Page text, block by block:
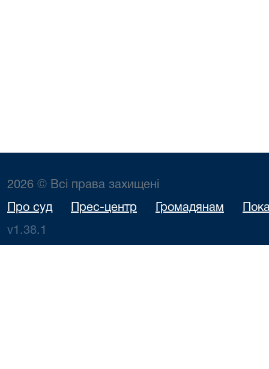
2026 © Всі права захищені
Про суд Прес-центр Громадянам
v1.38.1